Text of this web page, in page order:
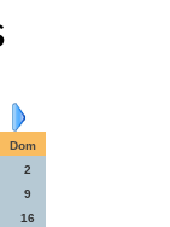
Dom
2
9
16